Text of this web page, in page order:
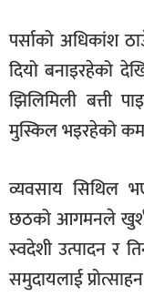
पर्साको अधिकांश
दियो बनाइरहेको
झिलिमिली बत्ती
मुस्किल भइरहेको
व्यवसाय सिथिल
छठको आगमनले
स्वदेशी उत्पादन र
समुदायलाई